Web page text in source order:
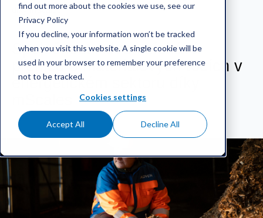
find out more about the cookies we use, see our
Privacy Policy
If you decline, your information won’t be tracked
when you visit this website. A single cookie will be
used in your browser to remember your preference
not to be tracked.
Cookies settings
Accept All Decline All
díky mScales
Společnost Adven získává
přehled o materiálových tocích v
energetickém sektoru díky